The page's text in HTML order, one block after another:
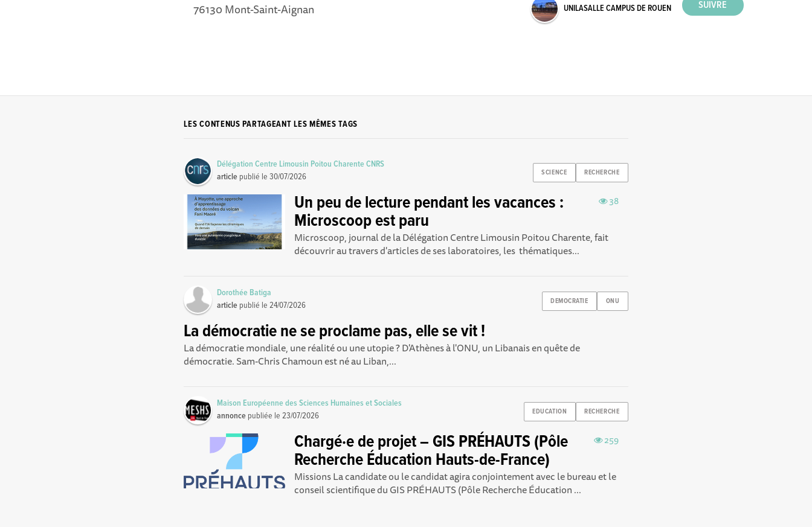
76130 Mont-Saint-Aignan
UNILASALLE CAMPUS DE ROUEN
LES CONTENUS PARTAGEANT LES MÊMES TAGS
SCIENCE RECHERCHE
Délégation Centre Limousin Poitou Charente CNRS
article publié le30/07/2026
38
Un peu de lecture pendant les vacances :
Microscoop est paru
Microscoop, journal de la Délégation Centre Limousin Poitou Charente, fait
découvrir au travers d'articles de ses laboratoires, les thématiques...
DEMOCRATIE ONU
Dorothée Batiga
article publié le24/07/2026
La démocratie ne se proclame pas, elle se vit !
La démocratie mondiale, une réalité ou une utopie ? D'Athènes à l'ONU, un Libanais en quête de
démocratie. Sam-Chris Chamoun est né au Liban,...
EDUCATION RECHERCHE
Maison Européenne des Sciences Humaines et Sociales
annonce publiée le23/07/2026
259
Chargé·e de projet – GIS PRÉHAUTS (Pôle
Recherche Éducation Hauts-de-France)
Missions La candidate ou le candidat agira conjointement avec le bureau et le
conseil scientifique du GIS PRÉHAUTS (Pôle Recherche Éducation ...